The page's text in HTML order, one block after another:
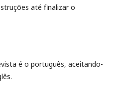
até finalizar o
é o português, aceitando-